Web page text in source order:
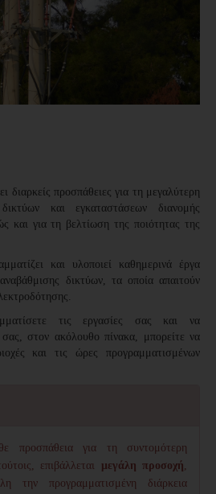
προσπάθειες για τη μεγαλύτερη
και εγκαταστάσεων διανομής
και για τη βελτίωση της ποιότητας της
και υλοποιεί καθημερινά έργα
δικτύων, τα οποία απαιτούν
τις εργασίες σας και να
σας, στον ακόλουθο πίνακα, μπορείτε να
και τις ώρες προγραμματισμένων
προσπάθεια για τη συντομότερη
επιβάλλεται μεγάλη προσοχή,
την προγραμματισμένη διάρκεια